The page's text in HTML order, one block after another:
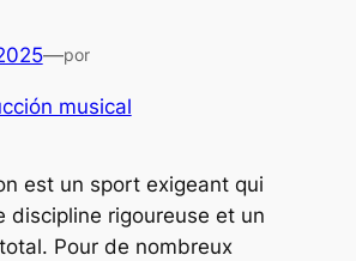
—por
musical
est un sport exigeant qui
discipline rigoureuse et un
Pour de nombreux